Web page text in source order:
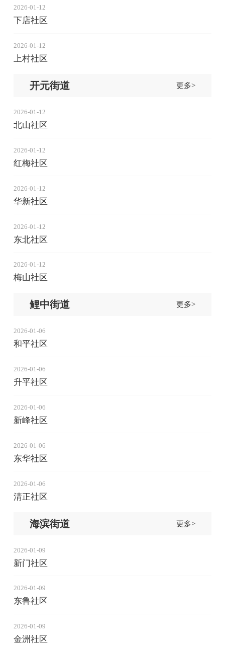
2026-01-12
下店社区
2026-01-12
上村社区
开元街道 更多>
2026-01-12
北山社区
2026-01-12
红梅社区
2026-01-12
华新社区
2026-01-12
东北社区
2026-01-12
梅山社区
鲤中街道 更多>
2026-01-06
和平社区
2026-01-06
升平社区
2026-01-06
新峰社区
2026-01-06
东华社区
2026-01-06
清正社区
海滨街道 更多>
2026-01-09
新门社区
2026-01-09
东鲁社区
2026-01-09
金洲社区